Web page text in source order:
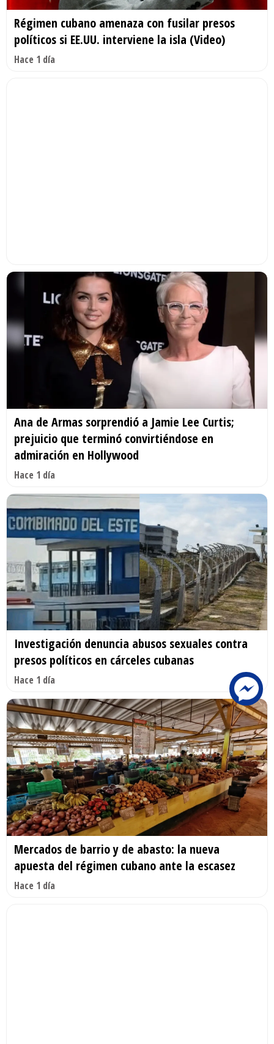
Régimen cubano amenaza con fusilar presos
políticos si EE.UU. interviene la isla (Video)
Hace 1 día
Ana de Armas sorprendió a Jamie Lee Curtis;
prejuicio que terminó convirtiéndose en
admiración en Hollywood
Hace 1 día
Investigación denuncia abusos sexuales contra
presos políticos en cárceles cubanas
Hace 1 día
Mercados de barrio y de abasto: la nueva
apuesta del régimen cubano ante la escasez
Hace 1 día